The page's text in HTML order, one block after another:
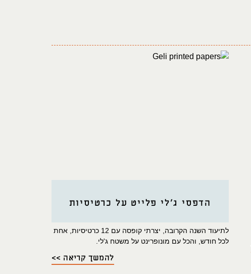
הדפסי ג'לי פלייט על כרטיסיות
לתיעוד השנה הקרובה, יצרתי קופסה עם 12 כרטיסיות, אחת
לכל חודש, והכל עם מונופרינט על משטח ג'לי.
להמשך קריאה >>